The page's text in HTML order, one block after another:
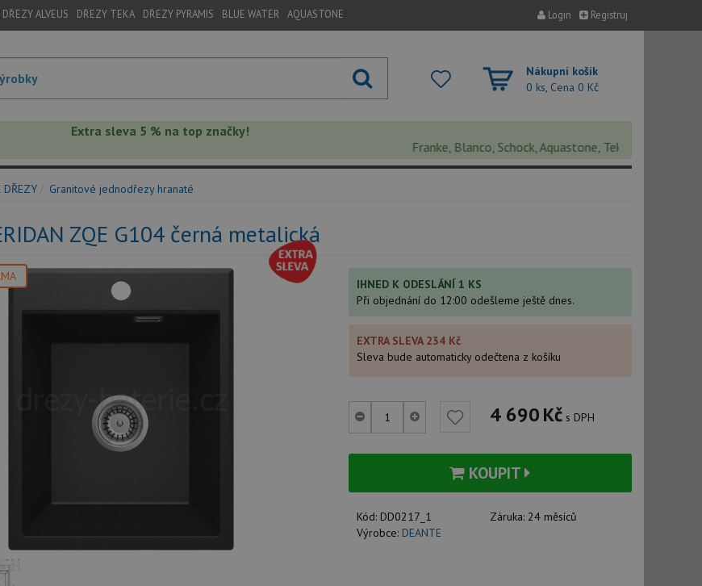
DŘEZY ALVEUS DŘEZY TEKA DŘEZY PYRAMIS BLUE WATER AQUASTONE Login Registruj
Nákupní košík
0 ks, Cena 0 Kč
Extra sleva 5 % na top značky!
Franke, Blanco, Schock, Aquastone, Teka, Helika,
DŘEZY Granitové jednodřezy hranaté
ZQE G104 černá metalická
IHNED K ODESLÁNÍ 1 KS
Při objednání do 12:00 odešleme ještě dnes.
EXTRA SLEVA 234 Kč
Sleva bude automaticky odečtena z košíku
4 690Kč s DPH
KOUPIT
Kód: DD0217_1 Záruka:24 měsíců
Výrobce: DEANTE